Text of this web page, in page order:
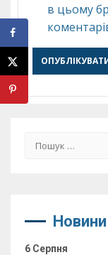
в цьому
Пошук:
Новини
6 Серпня